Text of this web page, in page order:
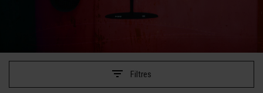
Filtres